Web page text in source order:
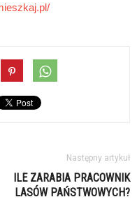
Następny artykuł
ILE ZARABIA PRACOWNIK
LASÓW PAŃSTWOWYCH?